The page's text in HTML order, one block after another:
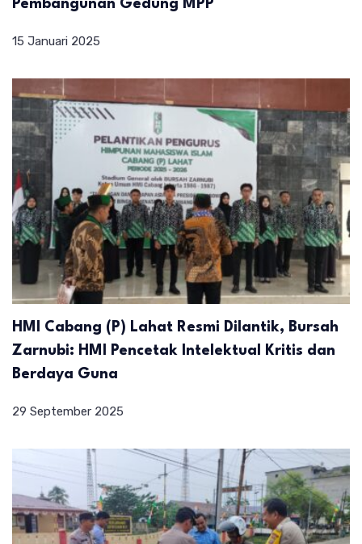
Pembangunan Gedung MPP
15 Januari 2025
HMI Cabang (P) Lahat Resmi Dilantik, Bursah
Zarnubi: HMI Pencetak Intelektual Kritis dan
Berdaya Guna ‎
29 September 2025